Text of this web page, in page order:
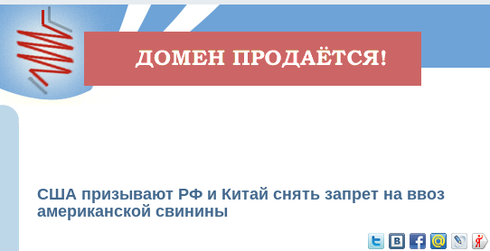
США призывают РФ и Китай снять запрет на ввоз
американской свинины